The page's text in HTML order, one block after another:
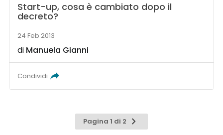
Start-up, cosa è cambiato dopo il
decreto?
24 Feb 2013
di Manuela Gianni
Condividi
Pagina 1 di 2
Pagina
successiva